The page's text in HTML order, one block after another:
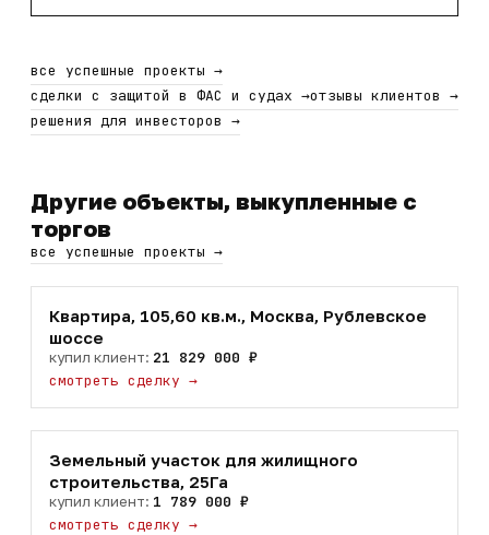
все успешные проекты →
сделки с защитой в ФАС и судах →отзывы клиентов →
решения для инвесторов →
Другие объекты, выкупленные с
торгов
все успешные проекты →
Квартира, 105,60 кв.м., Москва, Рублевское
шоссе
купил клиент: 21 829 000 ₽
смотреть сделку →
Земельный участок для жилищного
строительства, 25Га
купил клиент: 1 789 000 ₽
смотреть сделку →